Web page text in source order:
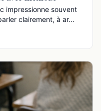
impressionne souvent
clairement, à ar...